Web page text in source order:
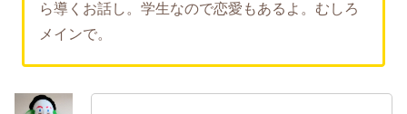
ら導くお話し。学生なので恋愛もあるよ。むしろ
メインで。